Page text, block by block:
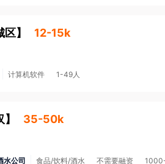
区】 12-15k
计算机软件 1-49人
】 35-50k
水公司 食品/饮料/酒水 不需要融资